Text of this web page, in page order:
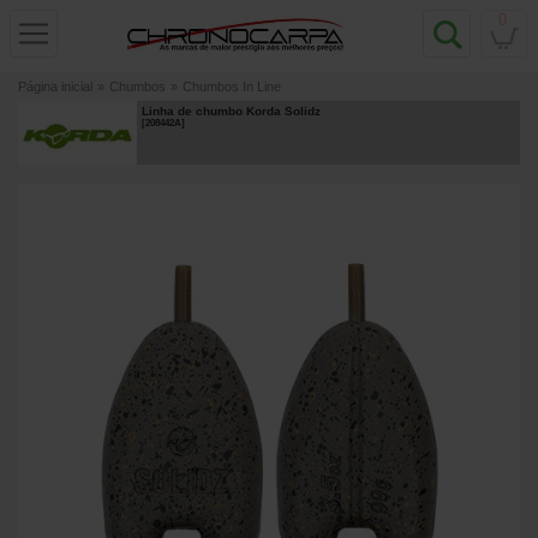
Página inicial » Chumbos » Chumbos In Line
Linha de chumbo Korda Solidz
[208442A]